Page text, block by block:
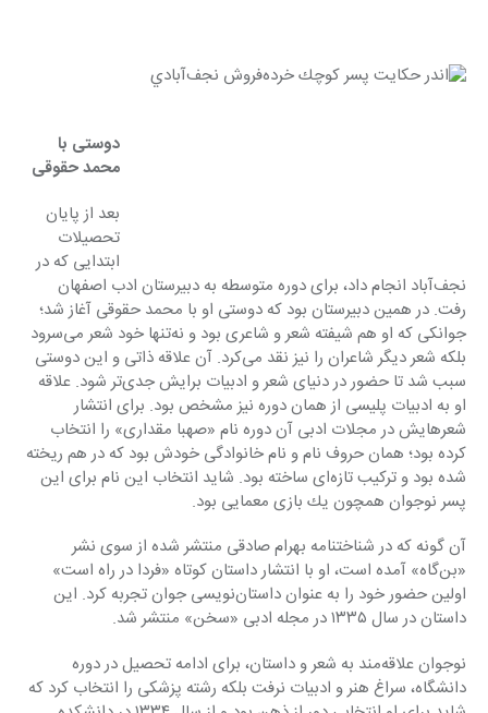
دوستی با
محمد حقوقی
بعد از پایان
تحصیلات
ابتدایی كه در
نجف‌آباد انجام داد، برای دوره متوسطه به دبیرستان ادب اصفهان
رفت. در همین دبیرستان بود كه دوستی او با محمد حقوقی آغاز شد؛
جوانكی كه او هم شیفته شعر و شاعری بود و نه‌تنها خود شعر می‌سرود
بلكه شعر دیگر شاعران را نیز نقد می‌كرد. آن علاقه ذاتی و این دوستی
سبب شد تا حضور در دنیای شعر و ادبیات برایش جدی‌تر شود. علاقه
او به ادبیات پلیسی از همان دوره نیز مشخص بود. برای انتشار
شعرهایش در مجلات ادبی آن دوره نام «صهبا مقداری» را انتخاب
كرده بود؛ همان حروف نام و نام خانوادگی خودش بود كه در هم ریخته
شده بود و تركیب تازه‌ای ساخته بود. شاید انتخاب این نام برای این
پسر نوجوان همچون یك بازی معمایی بود.
آن گونه كه در شناختنامه بهرام صادقی منتشر شده از سوی نشر
«بن‌گاه» آمده است، او با انتشار داستان كوتاه «فردا در راه است»
اولین حضور خود را به عنوان داستان‌نویسی جوان تجربه كرد. این
داستان در سال ١٣٣٥ در مجله ادبی «سخن» منتشر شد.
نوجوان علاقه‌مند به شعر و داستان، برای ادامه تحصیل در دوره
دانشگاه، سراغ هنر و ادبیات نرفت بلكه رشته پزشكی را انتخاب كرد كه